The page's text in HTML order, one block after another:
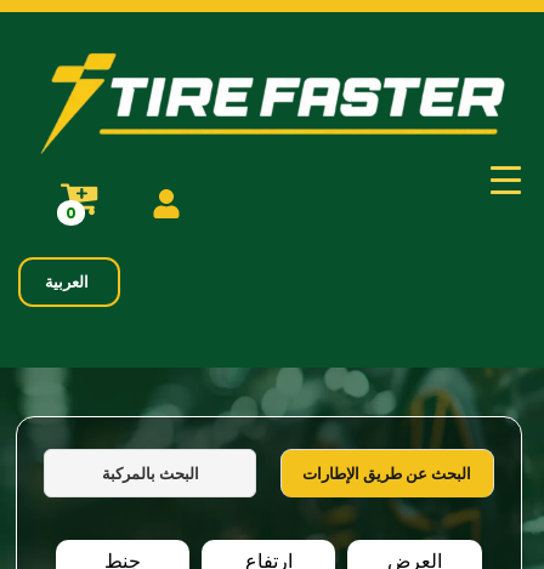
0
العربية
البحث عن طريق الإطارات البحث بالمركبة
العرض ارتفاع جنط